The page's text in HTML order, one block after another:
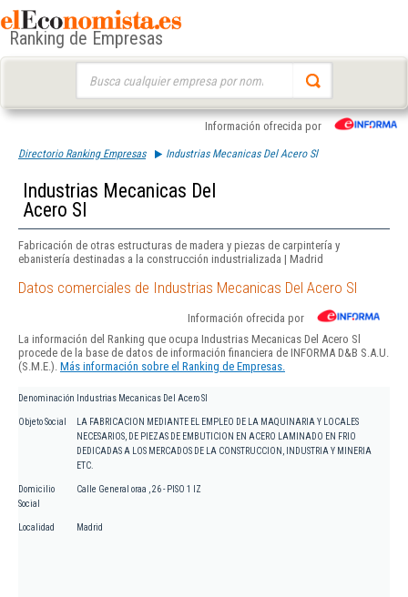
Ranking de Empresas
Información ofrecida por
Directorio Ranking Empresas Industrias Mecanicas Del Acero Sl
Industrias Mecanicas Del
Acero Sl
Fabricación de otras estructuras de madera y piezas de carpintería y
ebanistería destinadas a la construcción industrializada | Madrid
Datos comerciales de Industrias Mecanicas Del Acero Sl
Información ofrecida por
La información del Ranking que ocupa Industrias Mecanicas Del Acero Sl
procede de la base de datos de información financiera de INFORMA D&B S.A.U.
(S.M.E.). Más información sobre el Ranking de Empresas.
Denominación Industrias Mecanicas Del Acero Sl
Objeto Social
LA FABRICACION MEDIANTE EL EMPLEO DE LA MAQUINARIA Y LOCALES
NECESARIOS, DE PIEZAS DE EMBUTICION EN ACERO LAMINADO EN FRIO
DEDICADAS A LOS MERCADOS DE LA CONSTRUCCION, INDUSTRIA Y MINERIA
ETC.
Domicilio
Social
Calle General oraa , 26 - PISO 1 IZ
Localidad Madrid